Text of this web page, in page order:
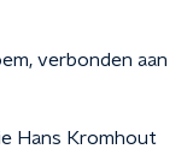
verbonden aan
Hans Kromhout